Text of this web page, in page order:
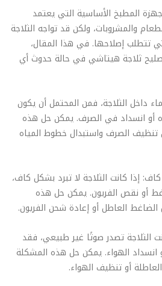
المطبخ الأساسية التي يعتمد
والمشروبات، ولكن قد تواجه الثلاجة
تتطلب إصلاحها. في هذا المقال،
ثلاجة هيتاشي في حالة حدوث أي
داخل الثلاجة، فمن المحتمل أن يكون
أو انسداد في الصرف. يمكن حل هذه
الصرف واستبدال خطوط المياه
إذا كانت الثلاجة لا تبرد بشكل كاف،
أو نقص الفريون. يمكن حل هذه
العاطل أو إعادة شحن الفريون.
الثلاجة تصدر صوتًا غير طبيعي، فقد
انسداد الهواء. يمكن حل هذه المشكلة
أو تنظيف الهواء.